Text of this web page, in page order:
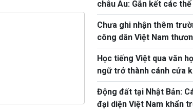
châu Âu: Gắn kết các
Việt
Chưa ghi nhận thêm
công dân Việt Nam
động đất tại Nhật Bản
Học tiếng Việt qua văn
ngữ trở thành cánh cửa
tâm hồn Việt
Động đất tại Nhật Bản:
đại diện Việt Nam khẩn